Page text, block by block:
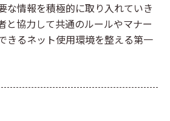
な情報を積極的に取り入れていき
と協力して共通のルールやマナー
きるネット使用環境を整える第一